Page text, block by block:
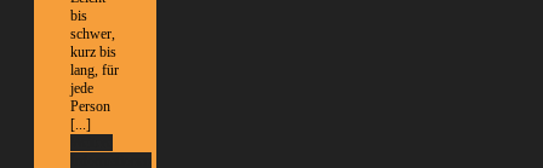
bis
schwer,
kurz bis
lang, für
jede
Person
[...]